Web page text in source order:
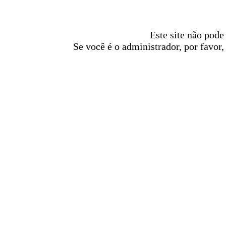
Este site não
Se você é o administrador, por